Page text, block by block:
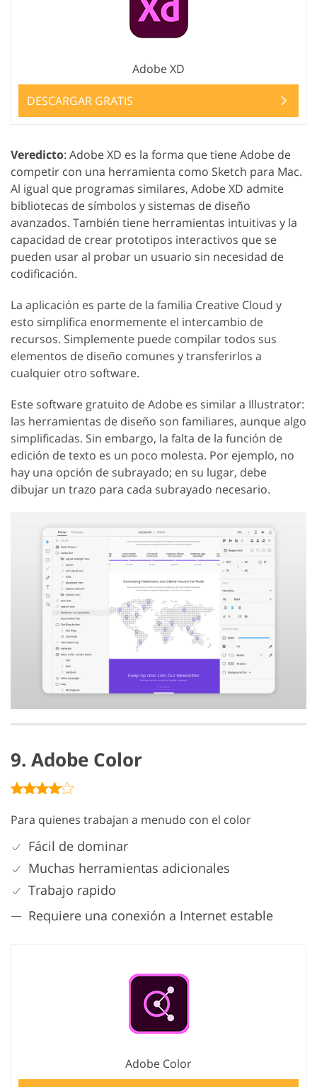
Adobe XD
DESCARGAR GRATIS
Veredicto: Adobe XD es la forma que tiene Adobe de
competir con una herramienta como Sketch para Mac.
Al igual que programas similares, Adobe XD admite
bibliotecas de símbolos y sistemas de diseño
avanzados. También tiene herramientas intuitivas y la
capacidad de crear prototipos interactivos que se
pueden usar al probar un usuario sin necesidad de
codificación.
La aplicación es parte de la familia Creative Cloud y
esto simplifica enormemente el intercambio de
recursos. Simplemente puede compilar todos sus
elementos de diseño comunes y transferirlos a
cualquier otro software.
Este software gratuito de Adobe es similar a Illustrator:
las herramientas de diseño son familiares, aunque algo
simplificadas. Sin embargo, la falta de la función de
edición de texto es un poco molesta. Por ejemplo, no
hay una opción de subrayado; en su lugar, debe
dibujar un trazo para cada subrayado necesario.
9. Adobe Color
Para quienes trabajan a menudo con el color
Fácil de dominar
Muchas herramientas adicionales
Trabajo rapido
Requiere una conexión a Internet estable
Adobe Color